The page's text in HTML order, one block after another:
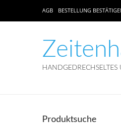
AGB BESTELLUNG
Produktsuche